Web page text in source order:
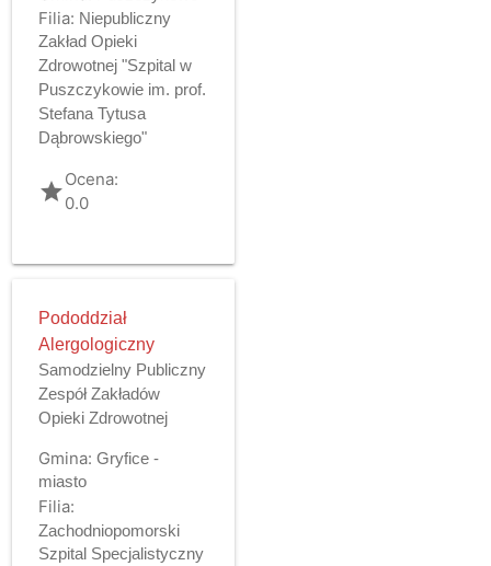
Filia: Niepubliczny
Zakład Opieki
Zdrowotnej "Szpital w
Puszczykowie im. prof.
Stefana Tytusa
Dąbrowskiego"
gradeOcena:
0.0
Pododdział
Alergologiczny
Samodzielny Publiczny
Zespół Zakładów
Opieki Zdrowotnej
Gmina: Gryfice -
miasto
Filia:
Zachodniopomorski
Szpital Specjalistyczny